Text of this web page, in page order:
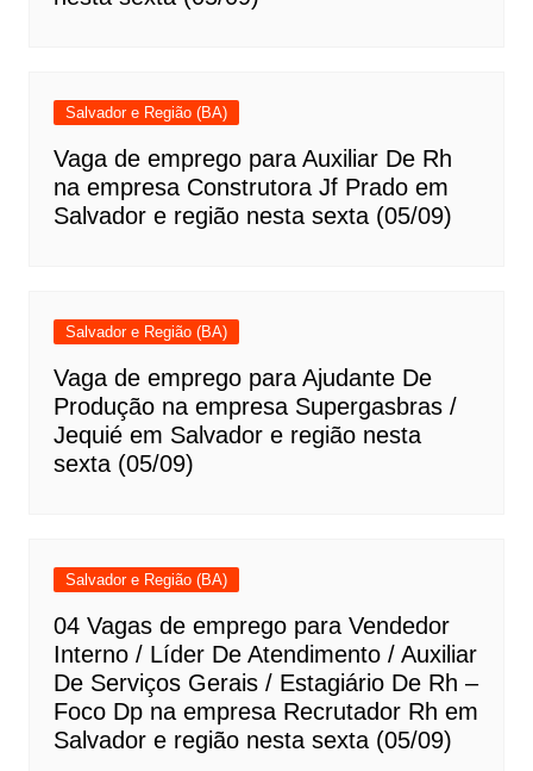
Salvador e Região (BA)
Vaga de emprego para Auxiliar De Rh
na empresa Construtora Jf Prado em
Salvador e região nesta sexta (05/09)
Salvador e Região (BA)
Vaga de emprego para Ajudante De
Produção na empresa Supergasbras /
Jequié em Salvador e região nesta
sexta (05/09)
Salvador e Região (BA)
04 Vagas de emprego para Vendedor
Interno / Líder De Atendimento / Auxiliar
De Serviços Gerais / Estagiário De Rh –
Foco Dp na empresa Recrutador Rh em
Salvador e região nesta sexta (05/09)